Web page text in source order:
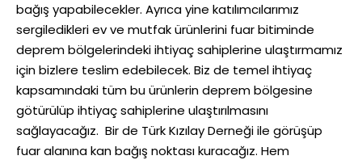
bağış yapabilecekler. Ayrıca yine katılımcılarımız
sergiledikleri ev ve mutfak ürünlerini fuar bitiminde
deprem bölgelerindeki ihtiyaç sahiplerine ulaştırmamız
için bizlere teslim edebilecek. Biz de temel ihtiyaç
kapsamındaki tüm bu ürünlerin deprem bölgesine
götürülüp ihtiyaç sahiplerine ulaştırılmasını
sağlayacağız. Bir de Türk Kızılay Derneği ile görüşüp
fuar alanına kan bağış noktası kuracağız. Hem